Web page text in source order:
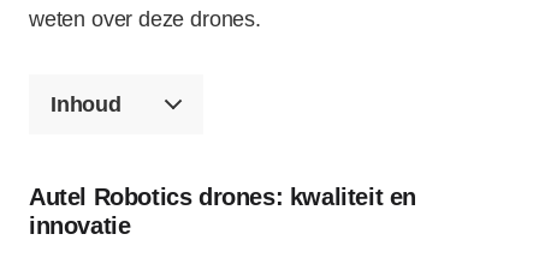
weten over deze drones.
Inhoud
Autel Robotics drones: kwaliteit en
innovatie